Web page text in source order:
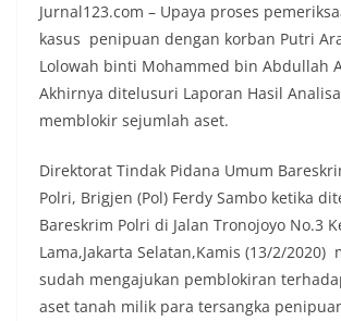
Jurnal123.com – Upaya proses
kasus penipuan dengan korban Putri
Lolowah binti Mohammed bin Abdullah
Akhirnya ditelusuri Laporan Hasil Analisa
memblokir sejumlah aset.
Direktorat Tindak Pidana Umum
Polri, Brigjen (Pol) Ferdy Sambo ketika
Bareskrim Polri di Jalan Tronojoyo No.3
Lama,Jakarta Selatan,Kamis (13/2/2020)
sudah mengajukan pemblokiran
aset tanah milik para tersangka